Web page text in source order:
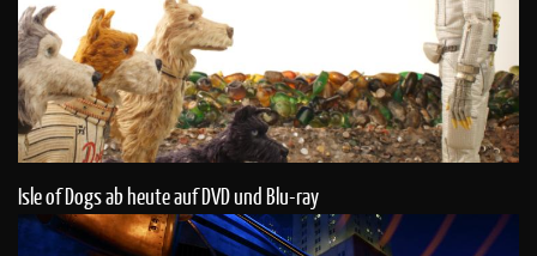
Isle of Dogs ab heute auf DVD und Blu-ray